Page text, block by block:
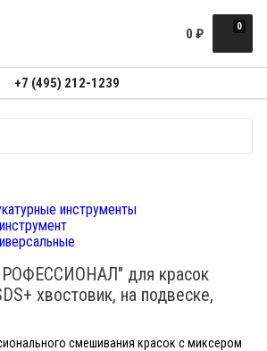
0
0 ₽
+7 (495) 212-1239
инструменты
для красок
хвостовик, на подвеске,
смешивания красок с миксером